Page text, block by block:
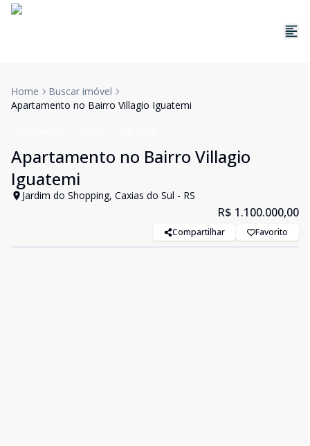
Home
Buscar imóvel
Apartamento no Bairro Villagio Iguatemi
Apartamento no Bairro Villagio
Iguatemi
Jardim do Shopping, Caxias do Sul - RS
R$ 1.100.000,00
Compartilhar Favorito